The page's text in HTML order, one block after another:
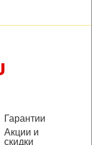
Гарантии
Акции и
скидки